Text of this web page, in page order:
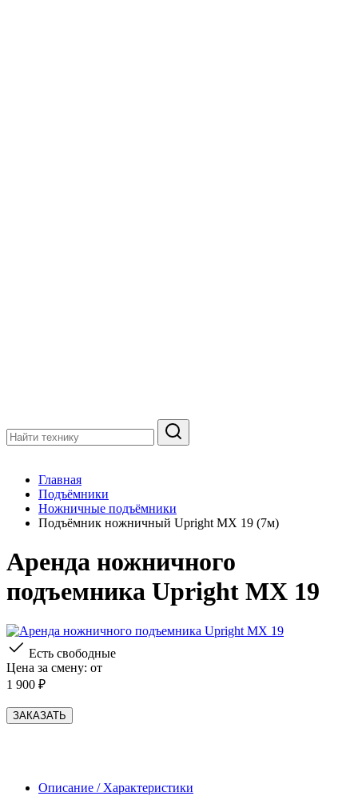
Главная
Подъёмники
Ножничные подъёмники
Подъёмник ножничный Upright MX 19 (7м)
Аренда ножничного
подъемника Upright MX 19
Есть свободные
Цена за смену: от
1 900 ₽
ЗАКАЗАТЬ
Описание / Характеристики